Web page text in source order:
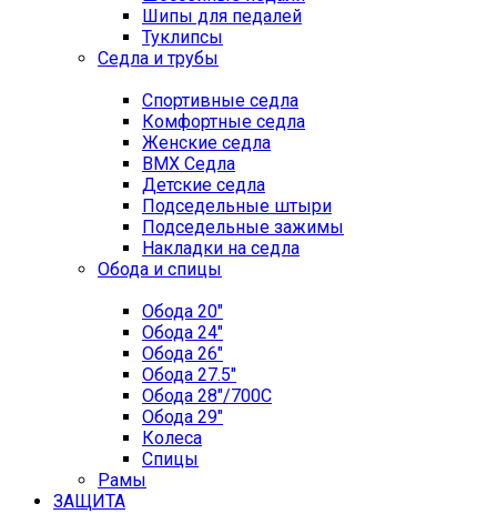
Шипы для педалей
Туклипсы
Седла и трубы
Спортивные седла
Комфортные седла
Женские седла
BMX Седла
Детские седла
Подседельные штыри
Подседельные зажимы
Накладки на седла
Обода и спицы
Обода 20"
Обода 24"
Обода 26"
Обода 27.5"
Обода 28"/700C
Обода 29"
Колеса
Спицы
Рамы
ЗАЩИТА